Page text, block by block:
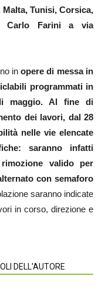
Tunisi, Corsica,
Carlo Farini a via
inopere di messa in
programmati in
maggio. Al fine di
dei lavori, dal 28
nelle vie elencate
saranno infatti
valido per
con semaforo
saranno indicate
in corso, direzione e
DELL'AUTORE